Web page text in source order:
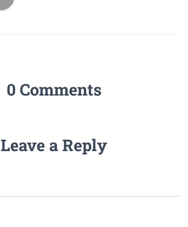
0 Comments
Leave a Reply